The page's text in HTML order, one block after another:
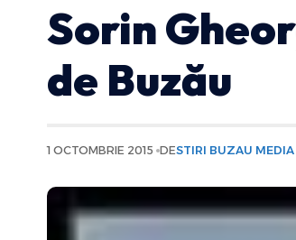
Sorin
de Buzău
1 OCTOMBRIE 2015 DESTIRI BUZAU MEDIA